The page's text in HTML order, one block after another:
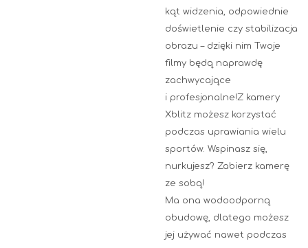
kąt widzenia, odpowiednie
doświetlenie czy stabilizacja
obrazu – dzięki nim Twoje
filmy będą naprawdę
zachwycające
i profesjonalne!Z kamery
Xblitz możesz korzystać
podczas uprawiania wielu
sportów. Wspinasz się,
nurkujesz? Zabierz kamerę
ze sobą!
Ma ona wodoodporną
obudowę, dlatego możesz
jej używać nawet podczas